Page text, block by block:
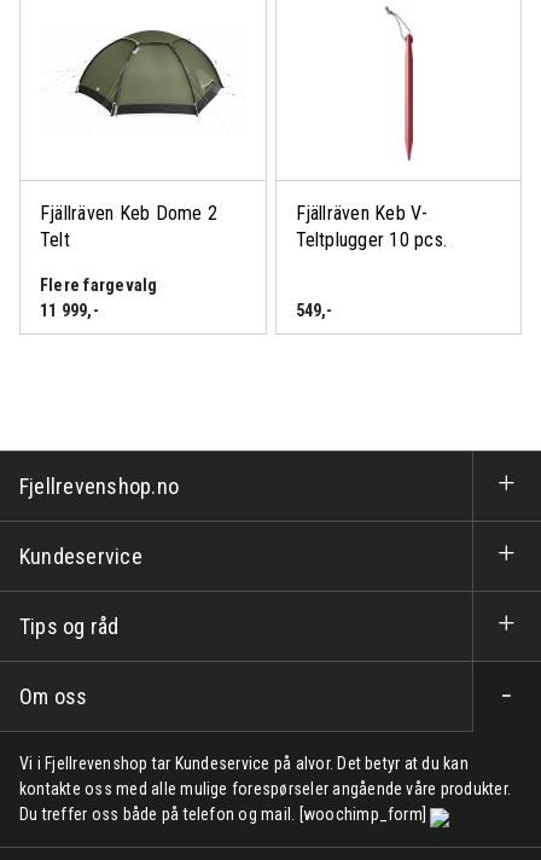
Fjällräven Keb Dome 2
Telt
Flere fargevalg
11 999,-
Fjällräven Keb V-
Teltplugger 10 pcs.
549,-
Fjellrevenshop.no
Kundeservice
Tips og råd
Om oss
Vi i Fjellrevenshop tar Kundeservice på alvor. Det betyr at du kan
kontakte oss med alle mulige forespørseler angående våre produkter.
Du treffer oss både på telefon og mail. [woochimp_form]